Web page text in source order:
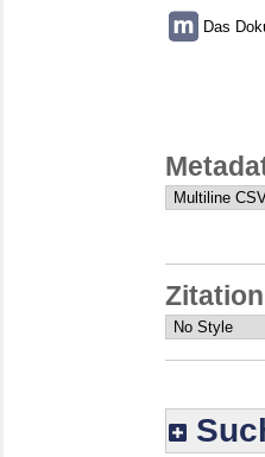
Das
Zitation